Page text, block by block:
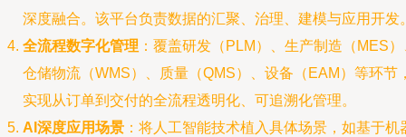
深度融合。该平台负责数据的汇聚、治理、建模与应用开发
全流程数字化管理 ：覆盖研发（PLM）、生产制造（MES
仓储物流（WMS）、质量（QMS）、设备（EAM）等环节
实现从订单到交付的全流程透明化、可追溯化管理。
AI深度应用场景 ：将人工智能技术植入具体场景，如基于机